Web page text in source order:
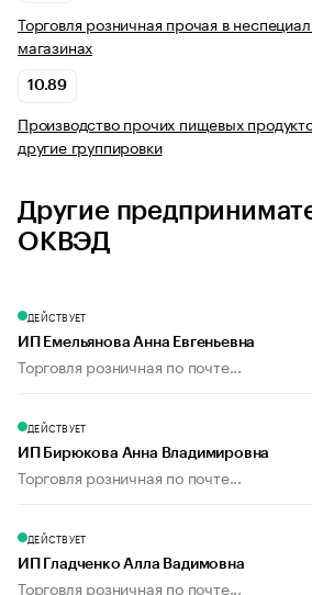
Торговля розничная прочая в
магазинах
10.89
Производство прочих пищевых
другие группировки
Другие
ОКВЭД
ДЕЙСТВУЕТ
ИП Емельянова Анна Евгеньевна
Торговля розничная по почте...
ДЕЙСТВУЕТ
ИП Бирюкова Анна Владимировна
Торговля розничная по почте...
ДЕЙСТВУЕТ
ИП Гладченко Алла Вадимовна
Торговля розничная по почте...